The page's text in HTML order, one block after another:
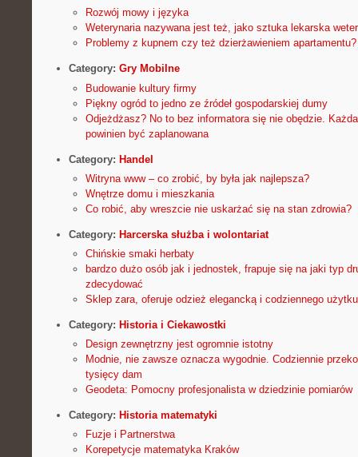
Rozwój mowy i języka
Weterynaria nazywana jest też, jako sztuka lekarska
Problemy z kupnem czy też dzierżawieniem apartamentu?
Category: Gry Mobilne
Budowanie kultury firmy
Piękny ogród to jedno ze źródeł gospodarskiej dumy
Odjeżdżasz? No to bez informatora się nie obędzie.
powinien być zaplanowana
Category: Handel
Witryna www – co zrobić, by była jak najlepsza?
Wnętrze domu i mieszkania
Co robić, aby wreszcie nie uskarżać się na stan zdrowia?
Category: Harcerska służba i wolontariat
Chińskie smaki herbaty
bardzo dużo osób jak i jednostek, frapuje się na jaki typ
zdecydować
Sklep zara, oferuje odzież elegancką i codziennego użytku
Category: Historia i Ciekawostki
Design zewnętrzny jest ogromnie istotny
Modnie, nie zawsze oznacza wygodnie. Codziennie
tysięcy dam
Geodeta: Pomocny profesjonalista w dziedzinie pomiarów
Category: Historia matematyki
Fuzje i Partnerstwa
Korepetycje matematyka Kraków